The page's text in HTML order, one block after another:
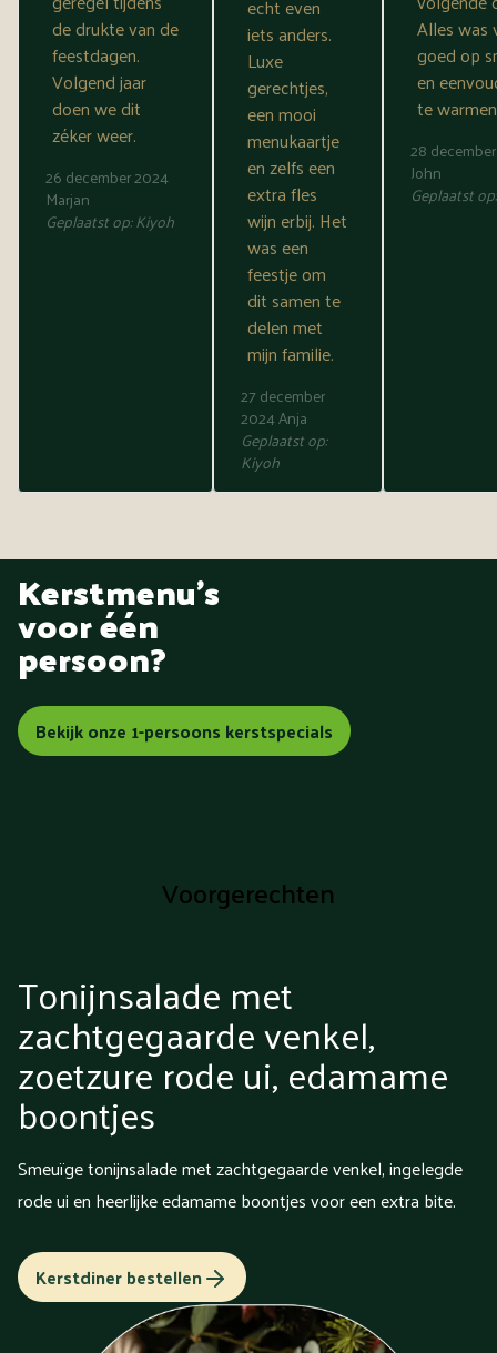
de drukte van de
feestdagen.
Volgend jaar
doen we dit
zéker weer.
26 december 2024
Marjan
Geplaatst op:Kiyoh
echt even
iets anders.
Luxe
gerechtjes,
een mooi
menukaartje
en zelfs een
extra fles
wijn erbij. Het
was een
feestje om
dit samen te
delen met
mijn familie.
27 december
2024Anja
Geplaatst op:
Kiyoh
Alles was
goed op
en
te
28
John
Geplaatst
Kerstmenu's
voor één
persoon?
Bekijk onze 1-persoons kerstspecials
Voorgerechten
Tonijnsalade met
zachtgegaarde venkel,
zoetzure rode ui, edamame
boontjes
Smeuïge tonijnsalade met zachtgegaarde venkel, ingelegde
rode ui en heerlijke edamame boontjes voor een extra bite.
Kerstdiner bestellen